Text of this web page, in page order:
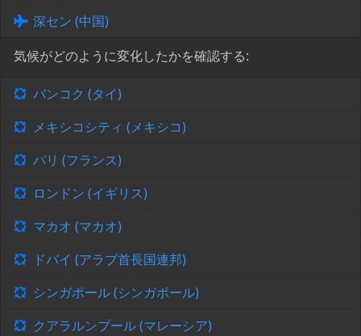
深セン (中国)
気候がどのように変化したかを確認する:
バンコク (タイ)
メキシコシティ (メキシコ)
パリ (フランス)
ロンドン (イギリス)
マカオ (マカオ)
ドバイ (アラブ首長国連邦)
シンガポール (シンガポール)
クアラルンプール (マレーシア)